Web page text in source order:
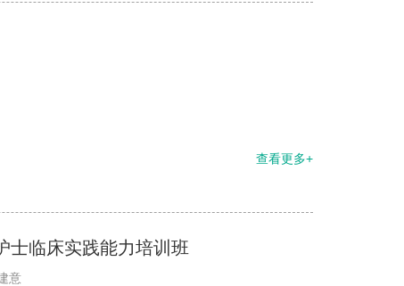
查看更多+
士临床实践能力培训班
意